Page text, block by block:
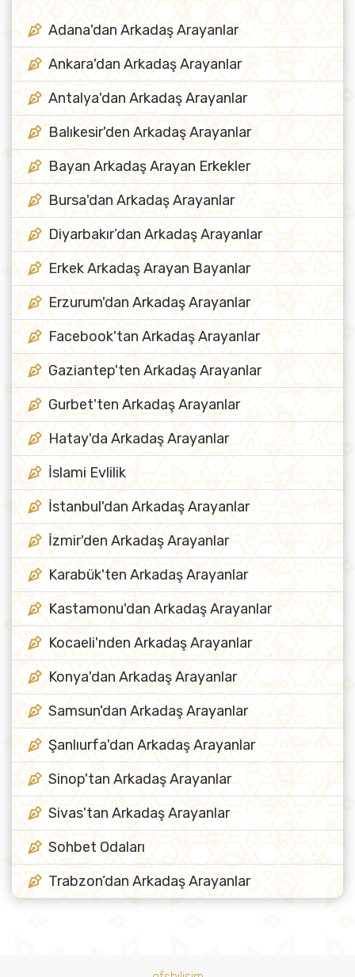
Adana'dan Arkadaş Arayanlar
Ankara'dan Arkadaş Arayanlar
Antalya'dan Arkadaş Arayanlar
Balıkesir'den Arkadaş Arayanlar
Bayan Arkadaş Arayan Erkekler
Bursa'dan Arkadaş Arayanlar
Diyarbakır’dan Arkadaş Arayanlar
Erkek Arkadaş Arayan Bayanlar
Erzurum'dan Arkadaş Arayanlar
Facebook'tan Arkadaş Arayanlar
Gaziantep'ten Arkadaş Arayanlar
Gurbet'ten Arkadaş Arayanlar
Hatay'da Arkadaş Arayanlar
İslami Evlilik
İstanbul'dan Arkadaş Arayanlar
İzmir'den Arkadaş Arayanlar
Karabük'ten Arkadaş Arayanlar
Kastamonu'dan Arkadaş Arayanlar
Kocaeli'nden Arkadaş Arayanlar
Konya'dan Arkadaş Arayanlar
Samsun'dan Arkadaş Arayanlar
Şanlıurfa'dan Arkadaş Arayanlar
Sinop'tan Arkadaş Arayanlar
Sivas'tan Arkadaş Arayanlar
Sohbet Odaları
Trabzon’dan Arkadaş Arayanlar